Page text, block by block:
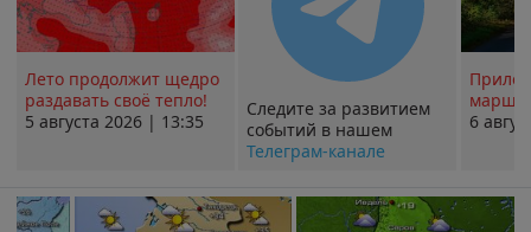
Лето продолжит щедро
раздавать своё тепло!
5 августа 2026 | 13:35
Следите за развитием
событий в нашем
Телеграм-канале
6